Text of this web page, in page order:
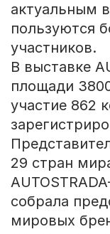
актуальным
пользуются
участников.
В выставке
площади
участие 862
29 стран
собрала
мировых